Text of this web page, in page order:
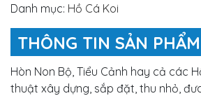
Danh mục: Hồ Cá Koi
THÔNG TIN SẢN PHẨM
Hòn Non Bộ, Tiểu Cảnh hay cả các
thuật xây dựng, sắp đặt, thu nhỏ,